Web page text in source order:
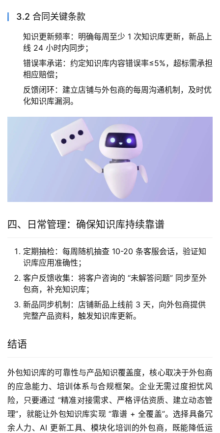
3.2 合同关键条款
知识更新频率：明确每周至少 1 次知识库更新，新品上
线 24 小时内同步；
错误率承诺：约定知识库内容错误率≤5%，超标需承担
相应赔偿；
反馈闭环：建立店铺与外包商的每周沟通机制，及时优
化知识库漏洞。
四、日常管理：确保知识库持续靠谱
定期抽检：每周随机抽查 10-20 条客服会话，验证知
识库应用准确性；
客户反馈收集：将客户咨询的 “未解答问题” 同步至外
包商，补充知识库；
新品同步机制：店铺新品上线前 3 天，向外包商提供
完整产品资料，触发知识库更新。
结语
外包知识库的可靠性与产品知识覆盖度，核心取决于外包商
的应急能力、培训体系与合规框架。企业无需过度担忧风
险，只要通过 “精准对接需求、严格评估资质、建立动态管
理”，就能让外包知识库实现 “靠谱 + 全覆盖”。选择具备冗
余人力、AI 更新工具、模块化培训的外包商，既能降低运